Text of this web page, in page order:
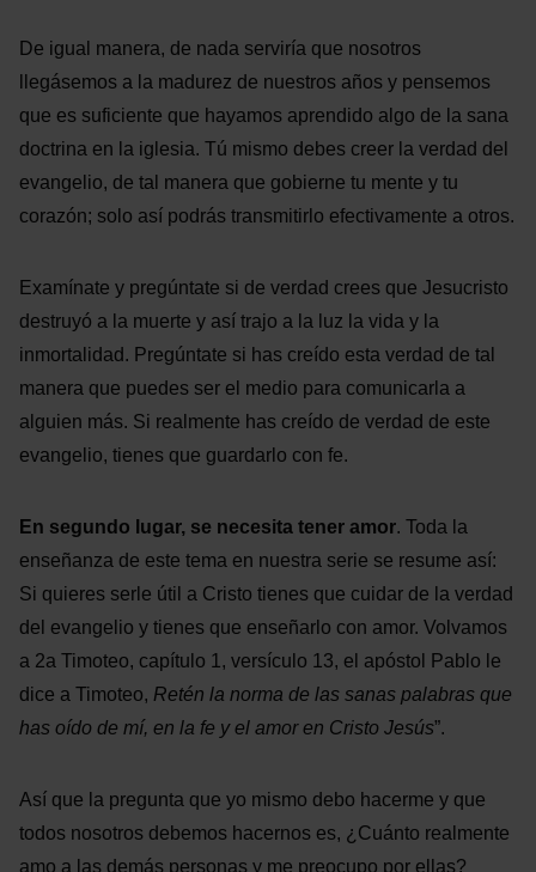
De igual manera, de nada serviría que nosotros
llegásemos a la madurez de nuestros años y pensemos
que es suficiente que hayamos aprendido algo de la sana
doctrina en la iglesia. Tú mismo debes creer la verdad del
evangelio, de tal manera que gobierne tu mente y tu
corazón; solo así podrás transmitirlo efectivamente a otros.
Examínate y pregúntate si de verdad crees que Jesucristo
destruyó a la muerte y así trajo a la luz la vida y la
inmortalidad. Pregúntate si has creído esta verdad de tal
manera que puedes ser el medio para comunicarla a
alguien más. Si realmente has creído de verdad de este
evangelio, tienes que guardarlo con fe.
En segundo lugar, se necesita tener amor. Toda la
enseñanza de este tema en nuestra serie se resume así:
Si quieres serle útil a Cristo tienes que cuidar de la verdad
del evangelio y tienes que enseñarlo con amor. Volvamos
a 2a Timoteo, capítulo 1, versículo 13, el apóstol Pablo le
dice a Timoteo, Retén la norma de las sanas palabras que
has oído de mí, en la fe y el amor en Cristo Jesús”.
Así que la pregunta que yo mismo debo hacerme y que
todos nosotros debemos hacernos es, ¿Cuánto realmente
amo a las demás personas y me preocupo por ellas?